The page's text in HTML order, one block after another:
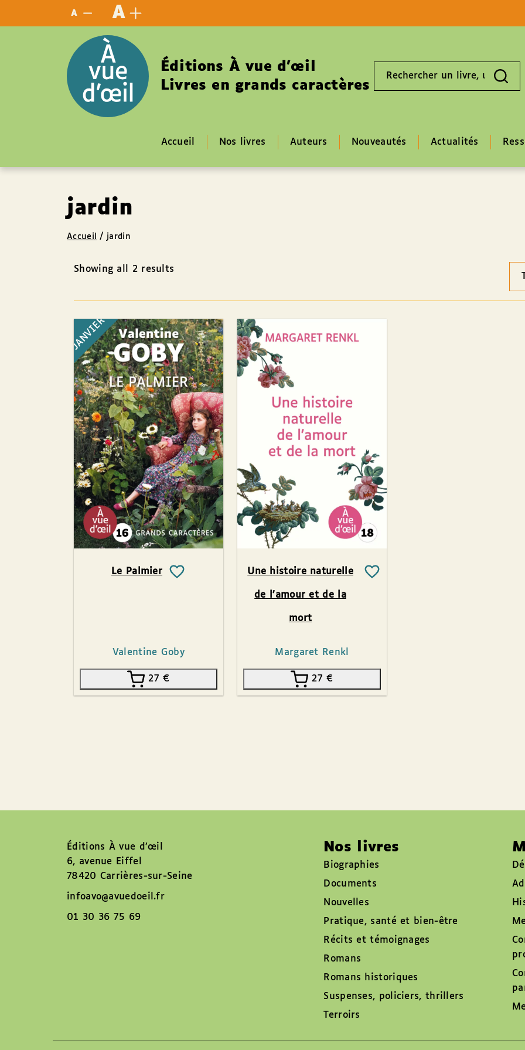
A A
Éditions À vue d’œil
Livres en grands caractères livre,
Accueil Nos livres Auteurs Nouveautés Actualités
jardin
Accueil / jardin
Showing all 2 results
JANVIER
Le Palmier
Valentine Goby
27€
Une histoire naturelle
de l’amour et de la
mort
Margaret Renkl
27€
Éditions À vue d’œil
6, avenue Eiffel
78420 Carrières-sur-Seine
infoavo@avuedoeil.fr
01 30 36 75 69
Nos livres
Biographies
Documents
Nouvelles
Pratique, santé et bien-être
Récits et témoignages
Romans
Romans historiques
Suspenses, policiers, thrillers
Terroirs
Panneau de gestion des cookies